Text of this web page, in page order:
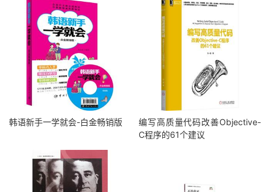
韩语新手一学就会-白金畅销版
编写高质量代码改善Objective-
C程序的61个建议